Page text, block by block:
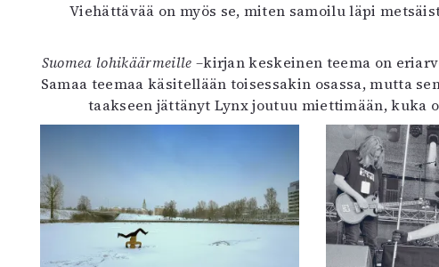
Viehättävää on myös se, miten samoilu läpi
Suomea lohikäärmeille –kirjan keskeinen teema on
Samaa teemaa käsitellään toisessakin osassa, mutta
taakseen jättänyt Lynx joutuu miettimään, kuka